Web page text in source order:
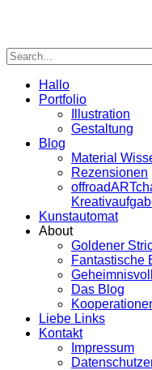
Hallo
Portfolio
Illustration
Gestaltung
Blog
Material
Rezensionen
Kunstautomat
About
Goldener
Fantastische
Das Blog
Liebe Links
Kontakt
Impressum